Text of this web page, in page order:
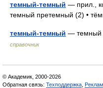
темный-темный — прил.,
темный претемный (2) •
темный-темный —
справочник
© Академик, 2000-2026
Обратная связь: Техподдержка